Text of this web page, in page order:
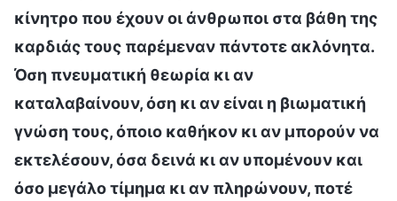
κίνητρο που έχουν οι άνθρωποι στα βάθη της
καρδιάς τους παρέμεναν πάντοτε ακλόνητα.
Όση πνευματική θεωρία κι αν
καταλαβαίνουν, όση κι αν είναι η βιωματική
γνώση τους, όποιο καθήκον κι αν μπορούν να
εκτελέσουν, όσα δεινά κι αν υπομένουν και
όσο μεγάλο τίμημα κι αν πληρώνουν, ποτέ